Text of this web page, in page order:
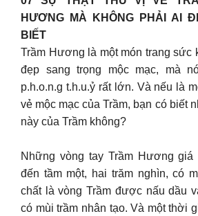
HƯƠNG MÀ KHÔNG PHẢI AI
BIẾT
Trầm Hương là một món trang sức
đẹp sang trọng mộc mạc, mà
p.h.o.n.g t.h.u.ỷ rất lớn. Và nếu là
vẻ mộc mạc của Trầm, bạn có biết
này của Trầm không?
Những vòng tay Trầm Hương
đến tầm một, hai trăm nghìn, có
chất là vòng Trầm được nấu dầu
có mùi trầm nhân tạo. Và một thời